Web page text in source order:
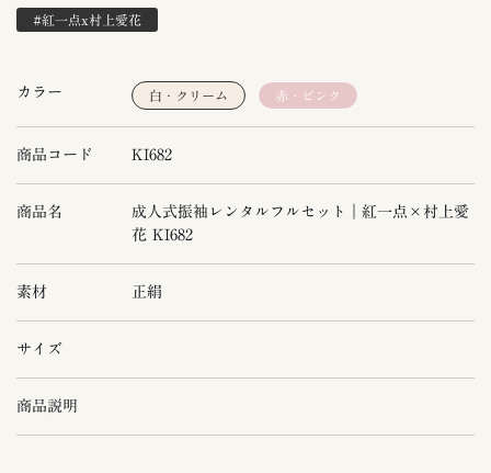
#紅一点x村上愛花
カラー 白・クリーム 赤・ピンク
商品コード KI682
商品名
成人式振袖レンタルフルセット｜紅一点×村上愛
花 KI682
素材 正絹
サイズ
商品説明